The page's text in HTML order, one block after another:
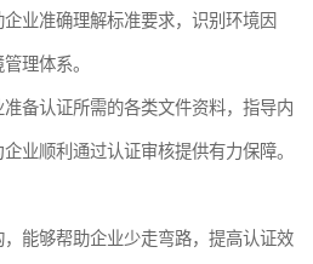
业准确理解标准要求，识别环境因
理体系。
备认证所需的各类文件资料，指导内
业顺利通过认证审核提供有力保障。
能够帮助企业少走弯路，提高认证效